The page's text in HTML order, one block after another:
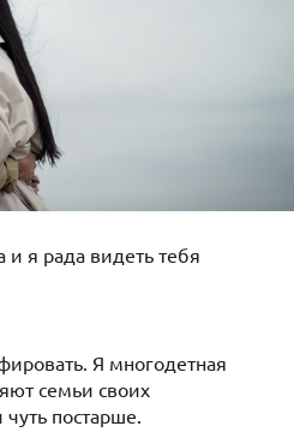
и я рада видеть тебя
Я многодетная
семьи своих
постарше.